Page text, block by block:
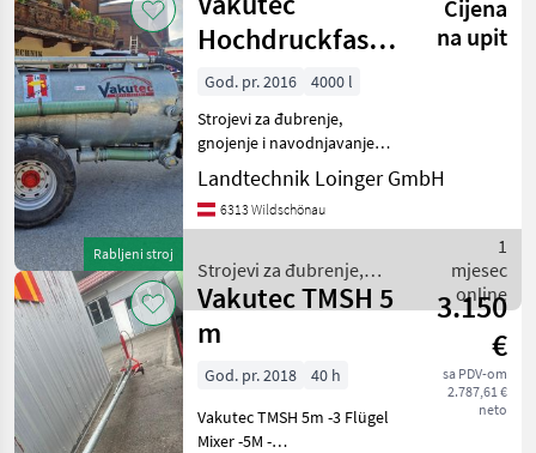
gnojenje i
navodnjavanje
/ Vakutec
Rabljeni stroj
Hochdruckfass
VA-K 4000
,Ausstattung : B
Cijena
na upit
God. pr. 2016
4000 l
Strojevi za đubrenje,
gnojenje i navodnjavanje
Cisterne za gnojnicu
Landtechnik Loinger GmbH
6313 Wildschönau
Strojevi za đubrenje,
gnojenje i navodnjavanje /
Vakutec
1
mjesec
online
Vakutec TMSH 5
m
3.150
€
sa PDV-om
2.787,61 €
neto
God. pr. 2018
40 h
Vakutec TMSH 5m -3 Flügel
Mixer -5M -